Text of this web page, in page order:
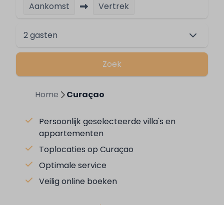
Aankomst Vertrek
2 gasten
Zoek
Home Curaçao
Persoonlijk geselecteerde villa's en
appartementen
Toplocaties op Curaçao
Optimale service
Veilig online boeken